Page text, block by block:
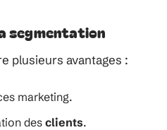
segmentation
plusieurs avantages :
marketing.
des clients.